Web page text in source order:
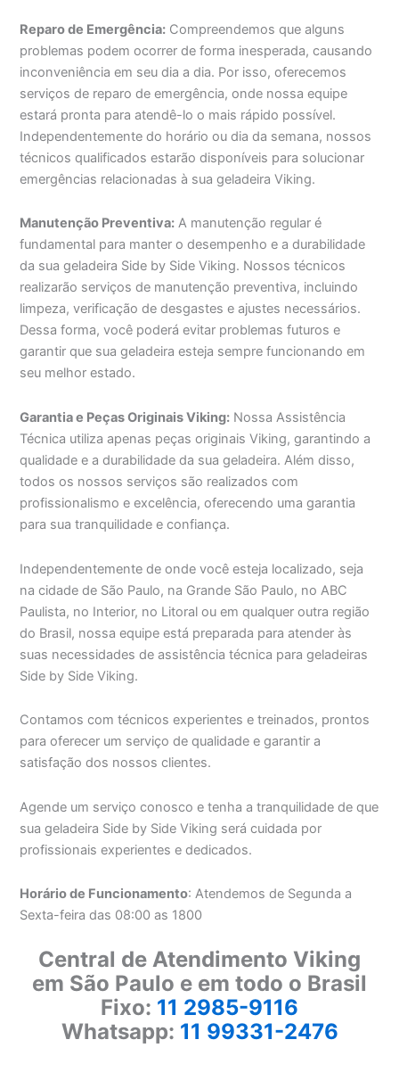
Reparo de Emergência: Compreendemos que alguns
problemas podem ocorrer de forma inesperada, causando
inconveniência em seu dia a dia. Por isso, oferecemos
serviços de reparo de emergência, onde nossa equipe
estará pronta para atendê-lo o mais rápido possível.
Independentemente do horário ou dia da semana, nossos
técnicos qualificados estarão disponíveis para solucionar
emergências relacionadas à sua geladeira Viking.
Manutenção Preventiva: A manutenção regular é
fundamental para manter o desempenho e a durabilidade
da sua geladeira Side by Side Viking. Nossos técnicos
realizarão serviços de manutenção preventiva, incluindo
limpeza, verificação de desgastes e ajustes necessários.
Dessa forma, você poderá evitar problemas futuros e
garantir que sua geladeira esteja sempre funcionando em
seu melhor estado.
Garantia e Peças Originais Viking: Nossa Assistência
Técnica utiliza apenas peças originais Viking, garantindo a
qualidade e a durabilidade da sua geladeira. Além disso,
todos os nossos serviços são realizados com
profissionalismo e excelência, oferecendo uma garantia
para sua tranquilidade e confiança.
Independentemente de onde você esteja localizado, seja
na cidade de São Paulo, na Grande São Paulo, no ABC
Paulista, no Interior, no Litoral ou em qualquer outra região
do Brasil, nossa equipe está preparada para atender às
suas necessidades de assistência técnica para geladeiras
Side by Side Viking.
Contamos com técnicos experientes e treinados, prontos
para oferecer um serviço de qualidade e garantir a
satisfação dos nossos clientes.
Agende um serviço conosco e tenha a tranquilidade de que
sua geladeira Side by Side Viking será cuidada por
profissionais experientes e dedicados.
Horário de Funcionamento: Atendemos de Segunda a
Sexta-feira das 08:00 as 1800
Central de Atendimento Viking
em São Paulo e em todo o Brasil
Fixo: 11 2985-9116
Whatsapp: 11 99331-2476